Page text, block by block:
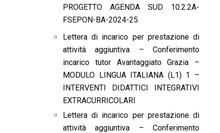
PROGETTO AGENDA SUD 10.2.2A-
FSEPON-BA-2024-25
Lettera di incarico per prestazione di
attività aggiuntiva – Conferimento
incarico tutor Avantaggiato Grazia –
MODULO LINGUA ITALIANA (L1) 1 –
INTERVENTI DIDATTICI INTEGRATIVI
EXTRACURRICOLARI
Lettera di incarico per prestazione di
attività aggiuntiva – Conferimento